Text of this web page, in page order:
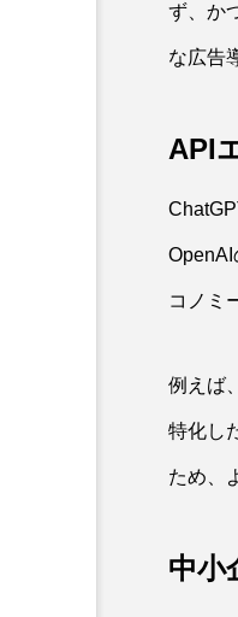
ず、か
な広告
API
OpenAI
コノミ
例えば
特化し
ため、
中小